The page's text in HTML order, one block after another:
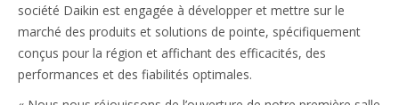
société Daikin est engagée à développer et mettre sur le
marché des produits et solutions de pointe, spécifiquement
conçus pour la région et affichant des efficacités, des
performances et des fiabilités optimales.